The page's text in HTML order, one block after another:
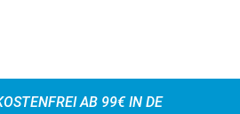
AB 99€ IN DE